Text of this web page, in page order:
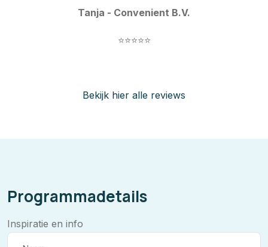
Tanja - Convenient B.V.
⭐⭐⭐⭐⭐
Bekijk hier alle reviews
Programmadetails
Inspiratie en info